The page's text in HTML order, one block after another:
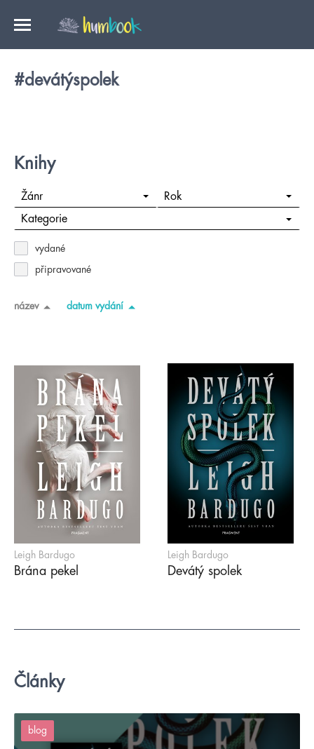
#devátýspolek
Knihy
Žánr Rok
Kategorie
vydané
připravované
název datum vydání
Leigh Bardugo
Brána pekel
Leigh Bardugo
Devátý spolek
Články
blog